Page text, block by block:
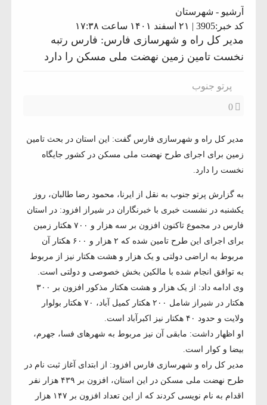
آرشیو - شهرستان
کد خبر:3905 | ۲۱ اسفند ۱۴۰۱ ساعت ۱۷:۳۸
مدیر کل راه و شهرسازی فارس: فارس رتبه
نخست تامین زمین نهضت ملی مسکن را دارد
پرتو جنوب
0
مدیر کل راه و شهرسازی فارس گفت: این استان در بحث تامین
زمین برای اجرای طرح نهضت ملی مسکن در کشور جایگاه
نخست را دارد.
به گزارش پرتو جنوب به نقل از ایرنا، محمود رضا طالبان، روز
یکشنبه در نشست خبری با خبرنگاران در شیراز افزود: در استان
فارس در مجموع تاکنون افزون بر سه هزار و ۷۰۰ هکتار زمین
برای اجرای این طرح تامین شده که ۲ هزار و ۶۰۰ هکتار آن
مربوط به اراضی دولتی و یک هزار و هشت هکتار نیز از مربوط
به توافق انجام شده با مالکین بخش خصوصی و دولتی است.
وی ادامه داد: از یک هزار و هشت هکتار مذکور افزون بر ۳۰۰
هکتار در شیراز شامل ۲۰۰ هکتار کمیل آباد، ۷۰ هکتار بولوار
ولایت و حدود ۴۰ هکتار نیز اکبرآباد است.
او اظهار داشت: مابقی آن نیز مربوط به شهرهای فسا، جهرم،
بیضا و کوار است.
مدیر کل راه و شهرسازی فارس افزود: از ابتدای آغاز ثبت نام در
طرح نهضت ملی مسکن در این استان، افزون بر ۴۳۹ هزار نفر
اقدام به نام نویسی کردند که از این تعداد افزون بر ۱۴۷ هزار